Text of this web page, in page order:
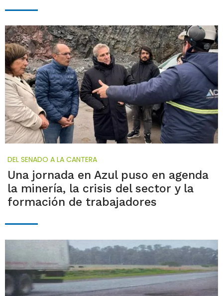
DEL SENADO A LA CANTERA
Una jornada en Azul puso en agenda
la minería, la crisis del sector y la
formación de trabajadores